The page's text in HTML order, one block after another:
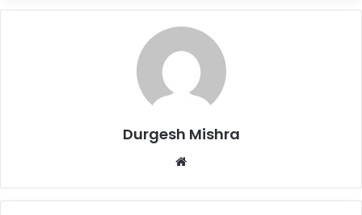
Durgesh Mishra
Website